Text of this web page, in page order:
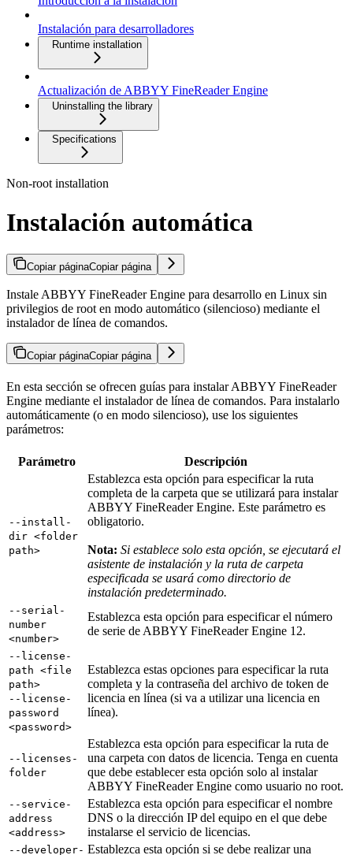
Instalación para desarrolladores
Runtime installation
Actualización de ABBYY FineReader Engine
Uninstalling the library
Specifications
Non-root installation
Instalación automática
Copiar páginaCopiar página
Instale ABBYY FineReader Engine para desarrollo en Linux sin
privilegios de root en modo automático (silencioso) mediante el
instalador de línea de comandos.
Copiar páginaCopiar página
En esta sección se ofrecen guías para instalar ABBYY FineReader
Engine mediante el instalador de línea de comandos. Para instalarlo
automáticamente (o en modo silencioso), use los siguientes
parámetros:
Parámetro Descripción
--install-
dir <folder
path>
Establezca esta opción para especificar la ruta
completa de la carpeta que se utilizará para instalar
ABBYY FineReader Engine. Este parámetro es
obligatorio.
Nota: Si establece solo esta opción, se ejecutará el
asistente de instalación y la ruta de carpeta
especificada se usará como directorio de
instalación predeterminado.
--serial-
number
<number>
Establezca esta opción para especificar el número
de serie de ABBYY FineReader Engine 12.
--license-
path <file
path>
--license-
password
<password>
Establezca estas opciones para especificar la ruta
completa y la contraseña del archivo de token de
licencia en línea (si va a utilizar una licencia en
línea).
--licenses-
folder
Establezca esta opción para especificar la ruta de
una carpeta con datos de licencia. Tenga en cuenta
que debe establecer esta opción solo al instalar
ABBYY FineReader Engine como usuario no root.
--service-
address
<address>
Establezca esta opción para especificar el nombre
DNS o la dirección IP del equipo en el que debe
instalarse el servicio de licencias.
--developer- Establezca esta opción si se debe realizar una